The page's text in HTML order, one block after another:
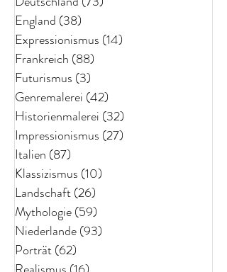
England (38)
Expressionismus (14)
Frankreich (88)
Futurismus (3)
Genremalerei (42)
Historienmalerei (32)
Impressionismus (27)
Italien (87)
Klassizismus (10)
Landschaft(26)
Mythologie(59)
Niederlande(93)
Porträt(62)